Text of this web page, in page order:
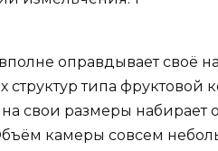
оправдывает своё
структур типа
свои размеры набирает
камеры совсем